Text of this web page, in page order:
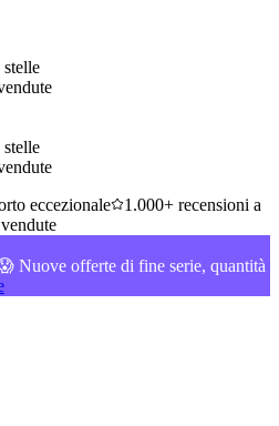
stelle
stelle
eccezionale
1.000+ recensioni a
Nuove offerte di fine serie, quantità